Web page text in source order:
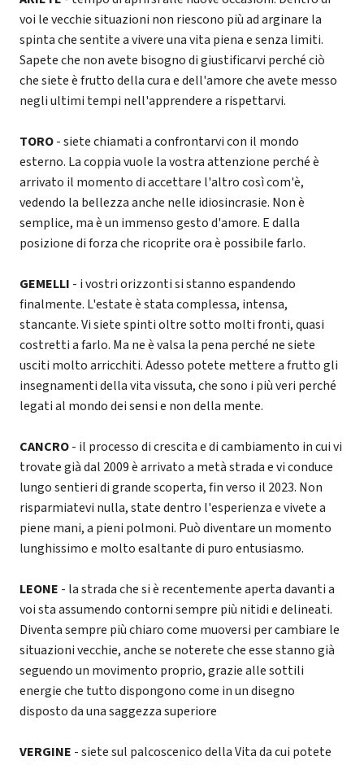
voi le vecchie situazioni non riescono più ad arginare la
spinta che sentite a vivere una vita piena e senza limiti.
Sapete che non avete bisogno di giustificarvi perché ciò
che siete è frutto della cura e dell'amore che avete messo
negli ultimi tempi nell'apprendere a rispettarvi.
TORO- siete chiamati a confrontarvi con il mondo
esterno. La coppia vuole la vostra attenzione perché è
arrivato il momento di accettare l'altro così com'è,
vedendo la bellezza anche nelle idiosincrasie. Non è
semplice, ma è un immenso gesto d'amore. E dalla
posizione di forza che ricoprite ora è possibile farlo.
GEMELLI - i vostri orizzonti si stanno espandendo
finalmente. L'estate è stata complessa, intensa,
stancante. Vi siete spinti oltre sotto molti fronti, quasi
costretti a farlo. Ma ne è valsa la pena perché ne siete
usciti molto arricchiti. Adesso potete mettere a frutto gli
insegnamenti della vita vissuta, che sono i più veri perché
legati al mondo dei sensi e non della mente.
CANCRO- il processo di crescita e di cambiamento in cui vi
trovate già dal 2009 è arrivato a metà strada e vi conduce
lungo sentieri di grande scoperta, fin verso il 2023. Non
risparmiatevi nulla, state dentro l'esperienza e vivete a
piene mani, a pieni polmoni. Può diventare un momento
lunghissimo e molto esaltante di puro entusiasmo.
LEONE - la strada che si è recentemente aperta davanti a
voi sta assumendo contorni sempre più nitidi e delineati.
Diventa sempre più chiaro come muoversi per cambiare le
situazioni vecchie, anche se noterete che esse stanno già
seguendo un movimento proprio, grazie alle sottili
energie che tutto dispongono come in un disegno
disposto da una saggezza superiore
VERGINE - siete sul palcoscenico della Vita da cui potete